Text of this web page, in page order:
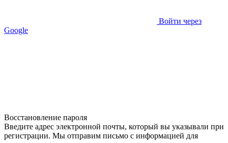
Войти через
Google
Восстановление пароля
Введите адрес электронной почты, который вы указывали при
регистрации. Мы отправим письмо с информацией для